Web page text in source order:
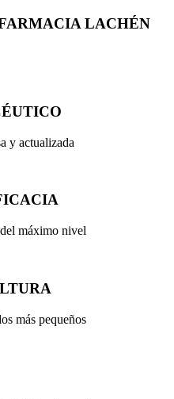
LACHÉN
y actualizada
máximo nivel
más pequeños